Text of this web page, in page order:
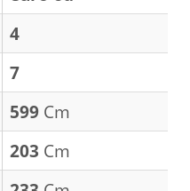
4
7
599 Cm
203 Cm